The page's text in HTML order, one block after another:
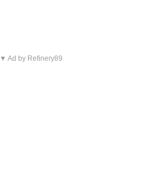
▼ Ad by Refinery89